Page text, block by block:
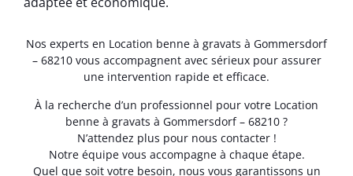
Nos experts en Location benne à gravats à Gommersdorf
– 68210 vous accompagnent avec sérieux pour assurer
une intervention rapide et efficace.
À la recherche d’un professionnel pour votre Location
benne à gravats à Gommersdorf – 68210 ?
N’attendez plus pour nous contacter !
Notre équipe vous accompagne à chaque étape.
Quel que soit votre besoin, nous vous garantissons un